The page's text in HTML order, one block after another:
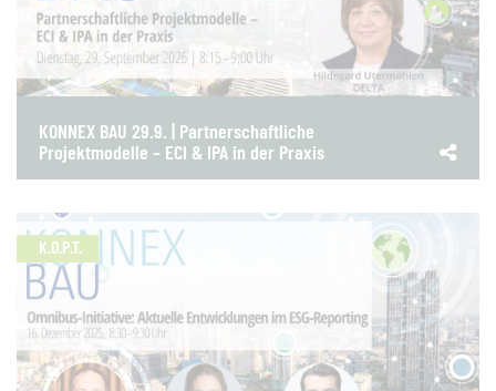
KONNEX BAU 29.9. | Partnerschaftliche
Projektmodelle – ECI & IPA in der Praxis
K.O.P.T.